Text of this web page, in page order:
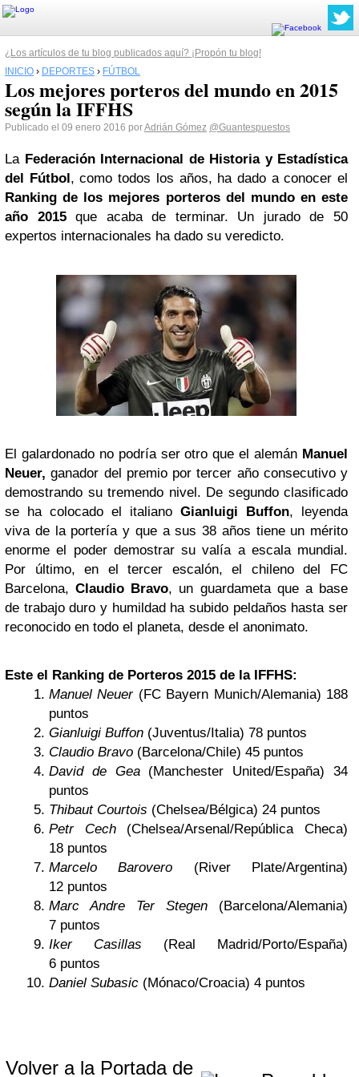
¿Los artículos de tu blog publicados aquí? ¡Propón tu blog!
INICIO › DEPORTES › FÚTBOL
Los mejores porteros del mundo en 2015
según la IFFHS
Publicado el 09 enero 2016 porAdrián Gómez @Guantespuestos
La Federación Internacional de Historia y Estadística
del Fútbol, como todos los años, ha dado a conocer el
Ranking de los mejores porteros del mundo en este
año 2015que acaba de terminar. Un jurado de 50
expertos internacionales ha dado su veredicto.
El galardonado no podría ser otro que el alemán Manuel
Neuer, ganador del premio por tercer año consecutivo y
demostrando su tremendo nivel. De segundo clasificado
se ha colocado el italiano Gianluigi Buffon, leyenda
viva de la portería y que a sus 38 años tiene un mérito
enorme el poder demostrar su valía a escala mundial.
Por último, en el tercer escalón, el chileno del FC
Barcelona,Claudio Bravo, un guardameta que a base
de trabajo duro y humildad ha subido peldaños hasta ser
reconocido en todo el planeta, desde el anonimato.
Este el Ranking de Porteros 2015 de la IFFHS:
Manuel Neuer(FC Bayern Munich/Alemania) 188
puntos
Gianluigi Buffon (Juventus/Italia) 78 puntos
Claudio Bravo (Barcelona/Chile) 45 puntos
David de Gea(Manchester United/España) 34
puntos
Thibaut Courtois (Chelsea/Bélgica) 24 puntos
Petr Cech(Chelsea/Arsenal/República Checa)
18 puntos
Marcelo Barovero (River Plate/Argentina)
12 puntos
Marc Andre Ter Stegen (Barcelona/Alemania)
7 puntos
Iker Casillas (Real Madrid/Porto/España)
6 puntos
Daniel Subasic (Mónaco/Croacia) 4 puntos
Volver a la Portada de